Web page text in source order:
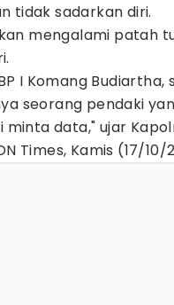
tidak sadarkan diri.
mengalami patah
I Komang
seorang pendaki
data," ujar
Times, Kamis (17/10/